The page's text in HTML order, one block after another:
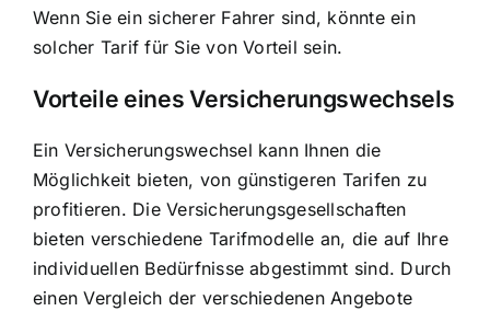
Wenn Sie ein sicherer Fahrer sind, könnte ein
solcher Tarif für Sie von Vorteil sein.
Vorteile eines Versicherungswechsels
Ein Versicherungswechsel kann Ihnen die
Möglichkeit bieten, von günstigeren Tarifen zu
profitieren. Die Versicherungsgesellschaften
bieten verschiedene Tarifmodelle an, die auf Ihre
individuellen Bedürfnisse abgestimmt sind. Durch
einen Vergleich der verschiedenen Angebote